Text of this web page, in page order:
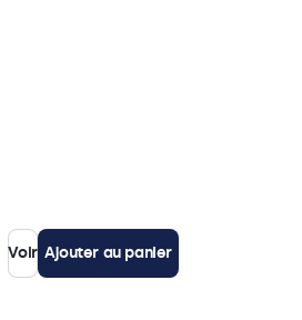
Voir Ajouter au panier